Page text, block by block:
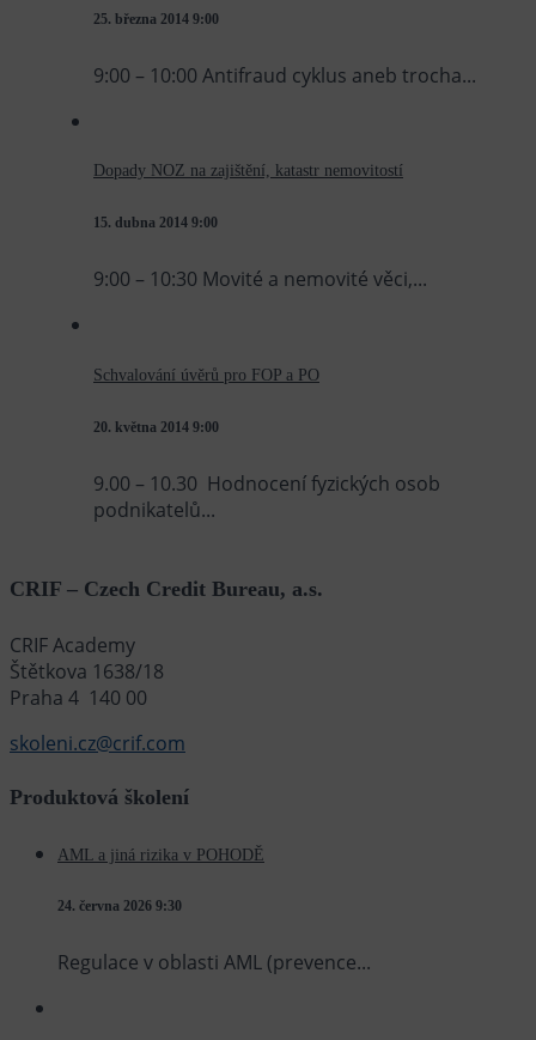
25. března 2014 9:00
9:00 – 10:00 Antifraud cyklus aneb trocha...
Dopady NOZ na zajištění, katastr nemovitostí
15. dubna 2014 9:00
9:00 – 10:30 Movité a nemovité věci,...
Schvalování úvěrů pro FOP a PO
20. května 2014 9:00
9.00 – 10.30 Hodnocení fyzických osob
podnikatelů...
CRIF – Czech Credit Bureau, a.s.
CRIF Academy
Štětkova 1638/18
Praha 4 140 00
skoleni.cz@crif.com
Produktová školení
AML a jiná rizika v POHODĚ
24. června 2026 9:30
Regulace v oblasti AML (prevence...